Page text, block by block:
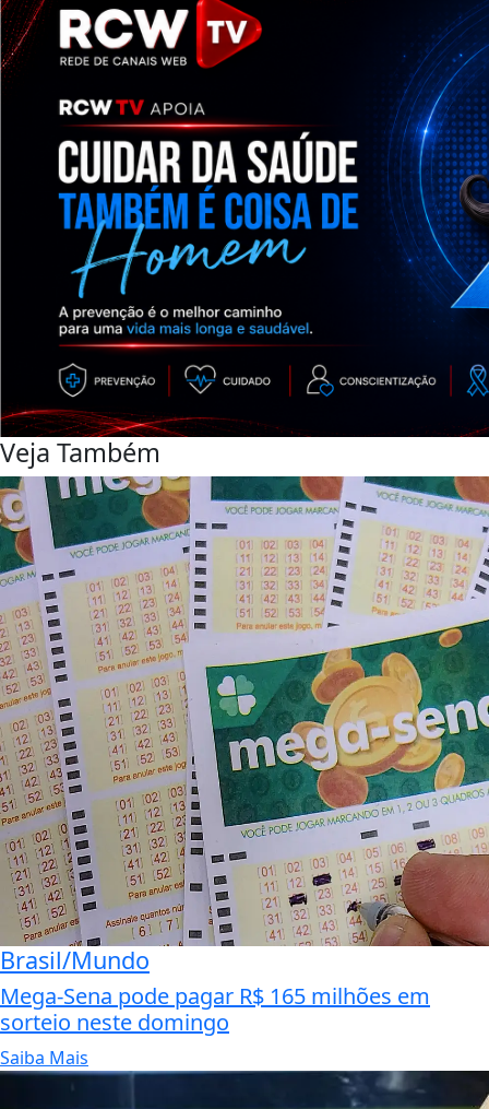
Veja Também
Brasil/Mundo
Mega-Sena pode pagar R$ 165 milhões em
sorteio neste domingo
Saiba Mais